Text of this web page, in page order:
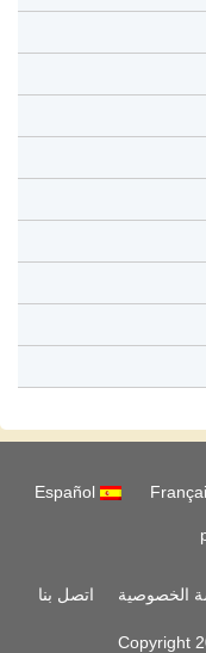
Español
الخصوصية اتصل بنا
Copyright